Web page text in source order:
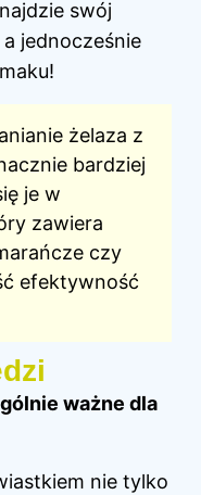
swój
jednocześnie
żelaza z
bardziej
je w
zawiera
czy
efektywność
ważne dla
nie tylko